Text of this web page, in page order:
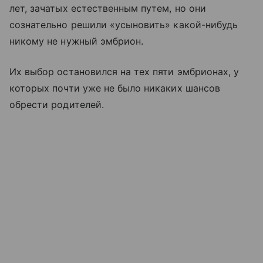
лет, зачатых естественным путем, но они
сознательно решили «усыновить» какой-нибудь
никому не нужный эмбрион.
Их выбор остановился на тех пяти эмбрионах, у
которых почти уже не было никаких шансов
обрести родителей.